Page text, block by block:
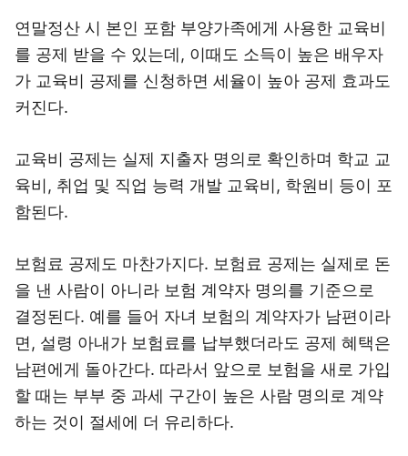
연말정산 시 본인 포함 부양가족에게 사용한 교육비
를 공제 받을 수 있는데, 이때도 소득이 높은 배우자
가 교육비 공제를 신청하면 세율이 높아 공제 효과도
커진다.
교육비 공제는 실제 지출자 명의로 확인하며 학교 교
육비, 취업 및 직업 능력 개발 교육비, 학원비 등이 포
함된다.
보험료 공제도 마찬가지다. 보험료 공제는 실제로 돈
을 낸 사람이 아니라 보험 계약자 명의를 기준으로
결정된다. 예를 들어 자녀 보험의 계약자가 남편이라
면, 설령 아내가 보험료를 납부했더라도 공제 혜택은
남편에게 돌아간다. 따라서 앞으로 보험을 새로 가입
할 때는 부부 중 과세 구간이 높은 사람 명의로 계약
하는 것이 절세에 더 유리하다.